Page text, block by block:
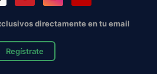
directamente en tu email
Regístrate